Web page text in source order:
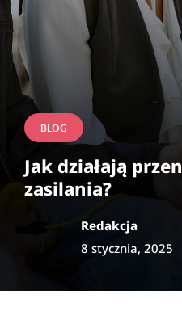
BLOG
Jak działają
zasilania?
Redakcja
8 stycznia, 2025